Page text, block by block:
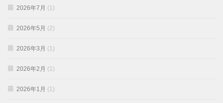
2026年7月 (1)
2026年5月 (2)
2026年3月 (1)
2026年2月 (1)
2026年1月 (1)